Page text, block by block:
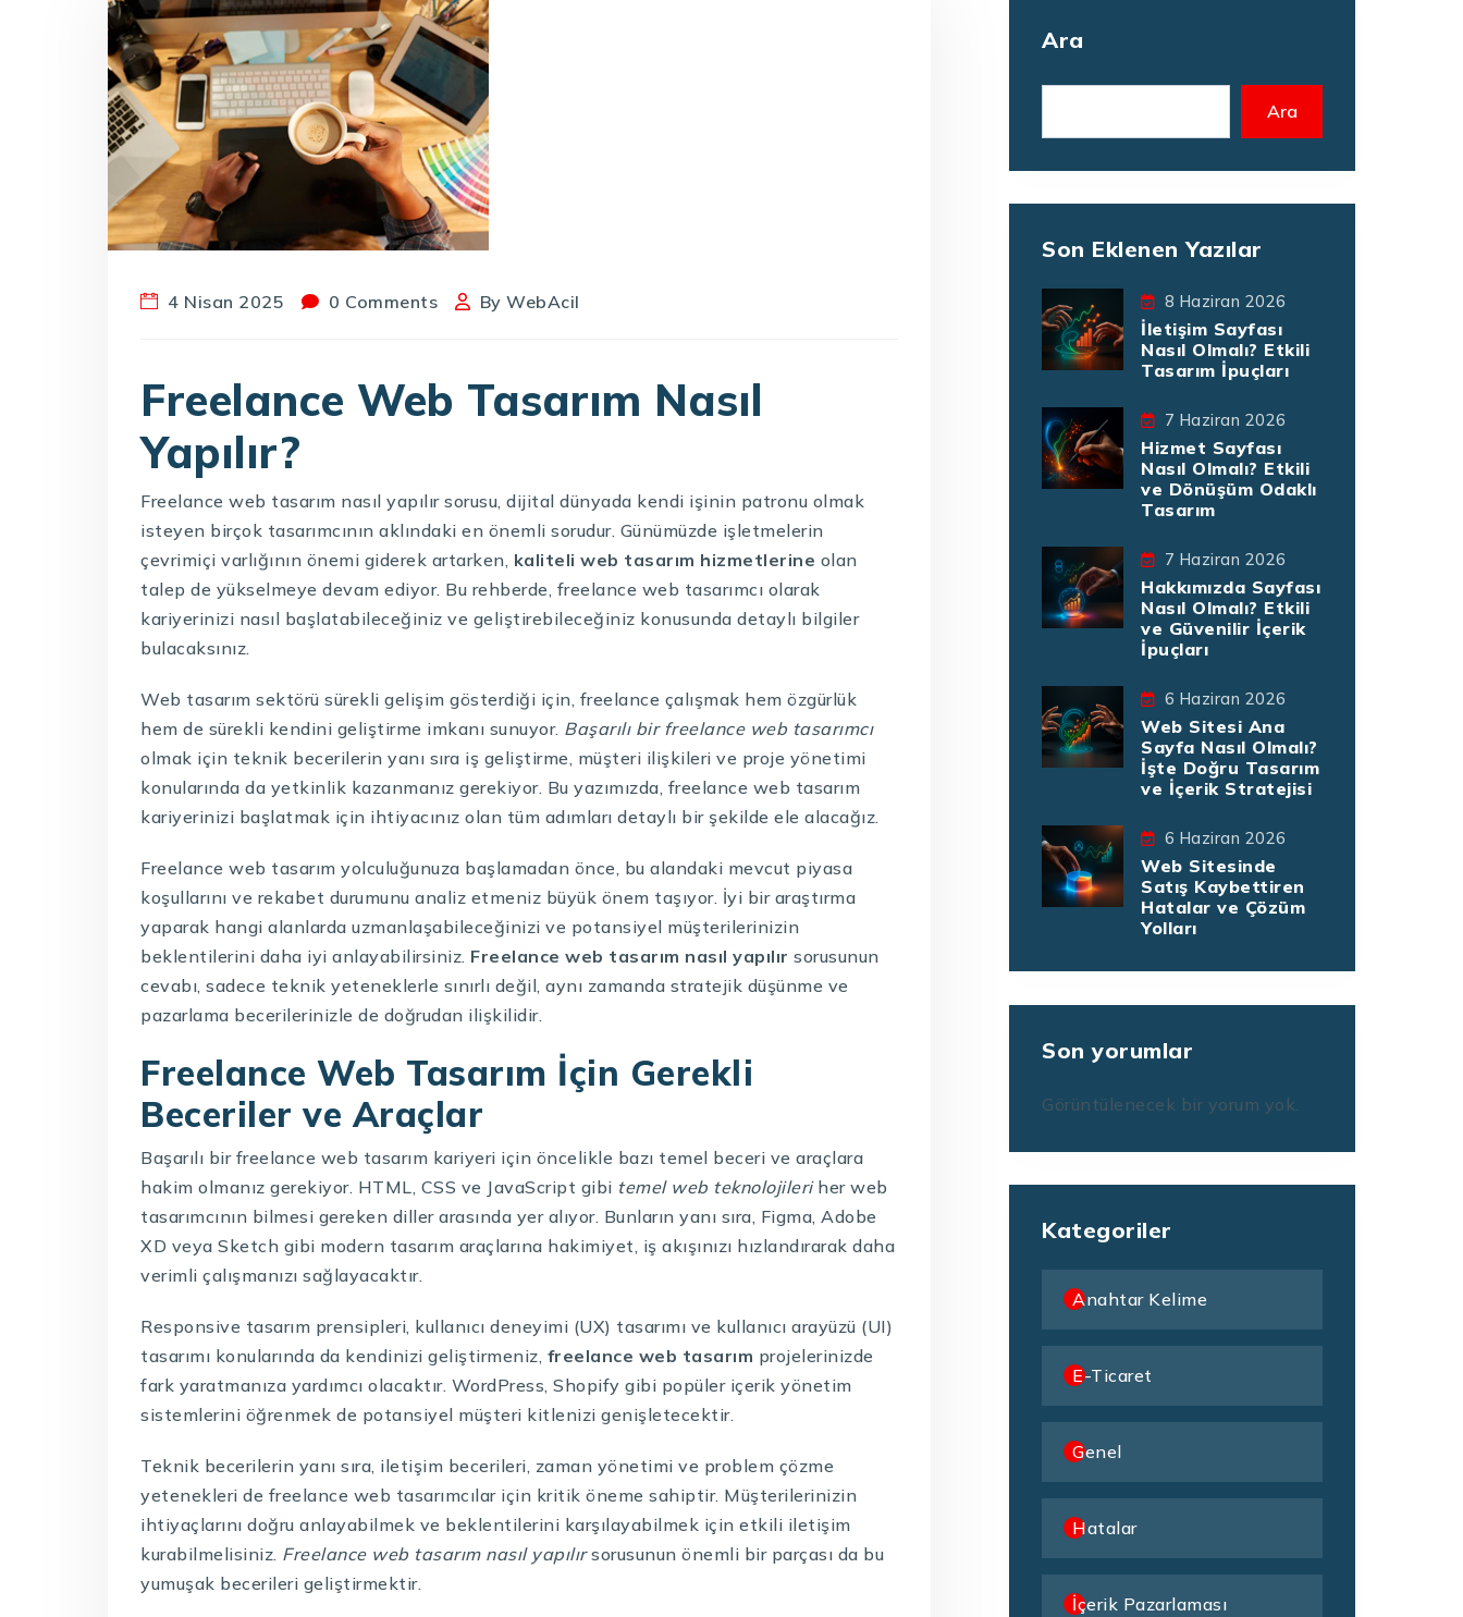
4 Nisan 2025 0 Comments ByWebAcil
Freelance Web Tasarım Nasıl
Yapılır?
Freelance web tasarım nasıl yapılır sorusu, dijital dünyada kendi işinin patronu olmak
isteyen birçok tasarımcının aklındaki en önemli sorudur. Günümüzde işletmelerin
çevrimiçi varlığının önemi giderek artarken, kaliteli web tasarım hizmetlerine olan
talep de yükselmeye devam ediyor. Bu rehberde, freelance web tasarımcı olarak
kariyerinizi nasıl başlatabileceğiniz ve geliştirebileceğiniz konusunda detaylı bilgiler
bulacaksınız.
Web tasarım sektörü sürekli gelişim gösterdiği için, freelance çalışmak hem özgürlük
hem de sürekli kendini geliştirme imkanı sunuyor. Başarılı bir freelance web tasarımcı
olmak için teknik becerilerin yanı sıra iş geliştirme, müşteri ilişkileri ve proje yönetimi
konularında da yetkinlik kazanmanız gerekiyor. Bu yazımızda, freelance web tasarım
kariyerinizi başlatmak için ihtiyacınız olan tüm adımları detaylı bir şekilde ele alacağız.
Freelance web tasarım yolculuğunuza başlamadan önce, bu alandaki mevcut piyasa
koşullarını ve rekabet durumunu analiz etmeniz büyük önem taşıyor. İyi bir araştırma
yaparak hangi alanlarda uzmanlaşabileceğinizi ve potansiyel müşterilerinizin
beklentilerini daha iyi anlayabilirsiniz. Freelance web tasarım nasıl yapılır sorusunun
cevabı, sadece teknik yeteneklerle sınırlı değil, aynı zamanda stratejik düşünme ve
pazarlama becerilerinizle de doğrudan ilişkilidir.
Freelance Web Tasarım İçin Gerekli
Beceriler ve Araçlar
Başarılı bir freelance web tasarım kariyeri için öncelikle bazı temel beceri ve araçlara
hakim olmanız gerekiyor. HTML, CSS ve JavaScript gibi temel web teknolojileriher web
tasarımcının bilmesi gereken diller arasında yer alıyor. Bunların yanı sıra, Figma, Adobe
XD veya Sketch gibi modern tasarım araçlarına hakimiyet, iş akışınızı hızlandırarak daha
verimli çalışmanızı sağlayacaktır.
Responsive tasarım prensipleri, kullanıcı deneyimi (UX) tasarımı ve kullanıcı arayüzü (UI)
tasarımı konularında da kendinizi geliştirmeniz, freelance web tasarım projelerinizde
fark yaratmanıza yardımcı olacaktır. WordPress, Shopify gibi popüler içerik yönetim
sistemlerini öğrenmek de potansiyel müşteri kitlenizi genişletecektir.
Teknik becerilerin yanı sıra, iletişim becerileri, zaman yönetimi ve problem çözme
yetenekleri de freelance web tasarımcılar için kritik öneme sahiptir. Müşterilerinizin
ihtiyaçlarını doğru anlayabilmek ve beklentilerini karşılayabilmek için etkili iletişim
kurabilmelisiniz. Freelance web tasarım nasıl yapılırsorusunun önemli bir parçası da bu
yumuşak becerileri geliştirmektir.
Ara
Ara
Son Eklenen Yazılar
8 Haziran 2026
İletişim Sayfası
Nasıl Olmalı? Etkili
Tasarım İpuçları
7 Haziran 2026
Hizmet Sayfası
Nasıl Olmalı? Etkili
ve Dönüşüm Odaklı
Tasarım
7 Haziran 2026
Hakkımızda Sayfası
Nasıl Olmalı? Etkili
ve Güvenilir İçerik
İpuçları
6 Haziran 2026
Web Sitesi Ana
Sayfa Nasıl Olmalı?
İşte Doğru Tasarım
ve İçerik Stratejisi
6 Haziran 2026
Web Sitesinde
Satış Kaybettiren
Hatalar ve Çözüm
Yolları
Son yorumlar
Görüntülenecek bir yorum yok.
Kategoriler
Anahtar Kelime
E-Ticaret
Genel
Hatalar
İçerik Pazarlaması